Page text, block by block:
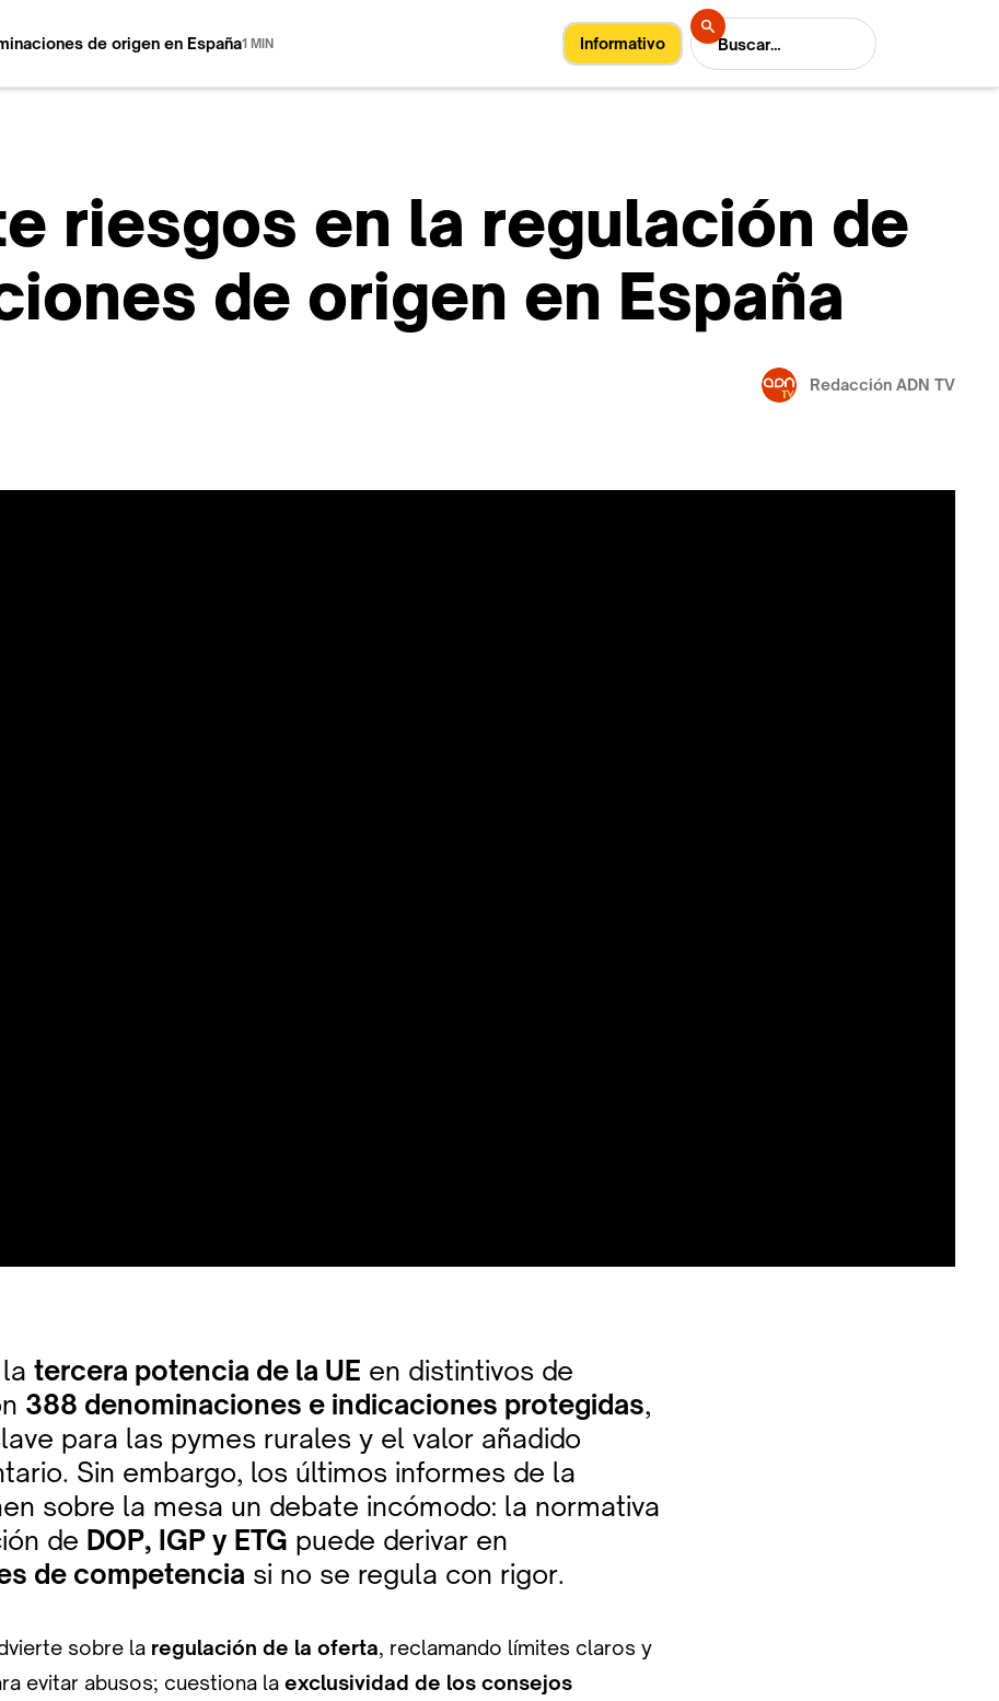
Informativo
de origen en España1 MIN
riesgos en la regulación de
de origen en España
Redacción ADN TV
tercera potencia de la UE en distintivos de
388 denominaciones e indicaciones protegidas,
para las pymes rurales y el valor añadido
Sin embargo, los últimos informes de la
sobre la mesa un debate incómodo: la normativa
de DOP, IGP y ETG puede derivar en
de competencia si no se regula con rigor.
sobre la regulación de la oferta, reclamando límites claros y
evitar abusos; cuestiona la exclusividad de los consejos